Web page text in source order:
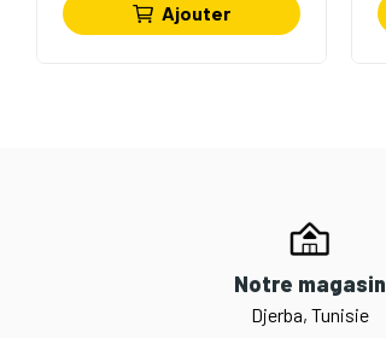
Ajouter
Notre magasin
Djerba, Tunisie